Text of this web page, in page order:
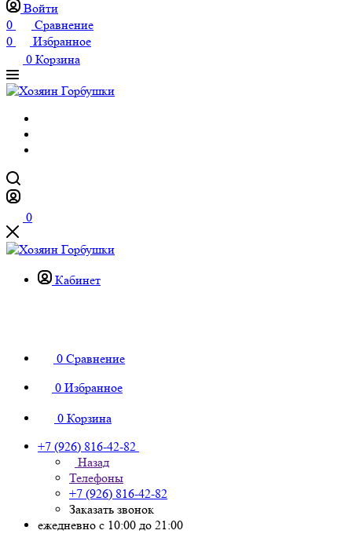
Войти
0
Сравнение
0
Избранное
0 Корзина
0
Кабинет
0 Сравнение
0 Избранное
0 Корзина
+7 (926) 816-42-82
Назад
Телефоны
+7 (926) 816-42-82
Заказать звонок
ежедневно с 10:00 до 21:00